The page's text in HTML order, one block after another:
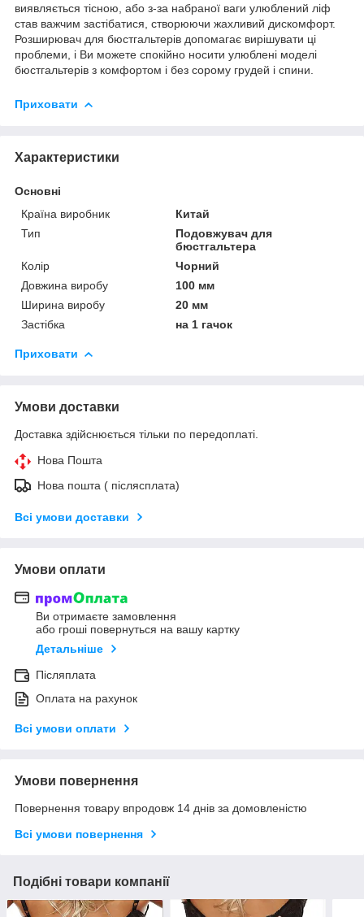
виявляється тісною, або з-за набраної ваги улюблений ліф
став важчим застібатися, створюючи жахливий дискомфорт.
Розширювач для бюстгальтерів допомагає вирішувати ці
проблеми, і Ви можете спокійно носити улюблені моделі
бюстгальтерів з комфортом і без сорому грудей і спини.
Приховати
Характеристики
Основні
Країна виробник
Китай
Тип
Подовжувач для
бюстгальтера
Колір
Чорний
Довжина виробу
100 мм
Ширина виробу
20 мм
Застібка
на 1 гачок
Приховати
Умови доставки
Доставка здійснюється тільки по передоплаті.
Нова Пошта
Нова пошта ( післясплата)
Всі умови доставки
Умови оплати
Ви отримаєте замовлення
або гроші повернуться на вашу картку
Детальніше
Післяплата
Оплата на рахунок
Всі умови оплати
Умови повернення
Повернення товару впродовж 14 днів за домовленістю
Всі умови повернення
Подібні товари компанії